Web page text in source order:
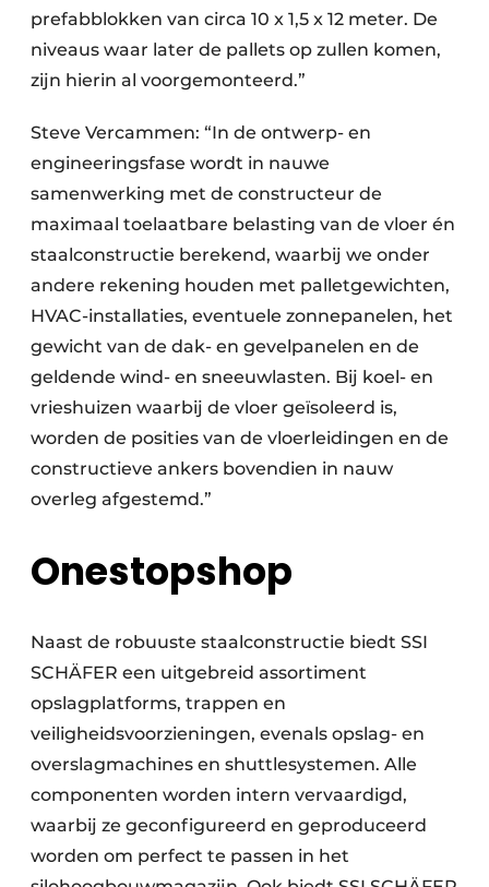
prefabblokken van circa 10 x 1,5 x 12 meter. De
niveaus waar later de pallets op zullen komen,
zijn hierin al voorgemonteerd.”
Steve Vercammen: “In de ontwerp- en
engineeringsfase wordt in nauwe
samenwerking met de constructeur de
maximaal toelaatbare belasting van de vloer én
staalconstructie berekend, waarbij we onder
andere rekening houden met palletgewichten,
HVAC-installaties, eventuele zonnepanelen, het
gewicht van de dak- en gevelpanelen en de
geldende wind- en sneeuwlasten. Bij koel- en
vrieshuizen waarbij de vloer geïsoleerd is,
worden de posities van de vloerleidingen en de
constructieve ankers bovendien in nauw
overleg afgestemd.”
Onestopshop
Naast de robuuste staalconstructie biedt SSI
SCHÄFER een uitgebreid assortiment
opslagplatforms, trappen en
veiligheidsvoorzieningen, evenals opslag- en
overslagmachines en shuttlesystemen. Alle
componenten worden intern vervaardigd,
waarbij ze geconfigureerd en geproduceerd
worden om perfect te passen in het